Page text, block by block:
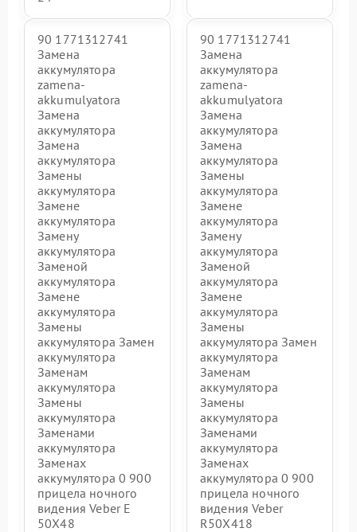
90 1771312741
Замена
аккумулятора
zamena-
akkumulyatora
Замена
аккумулятора
Замена
аккумулятора
Замены
аккумулятора
Замене
аккумулятора
Замену
аккумулятора
Заменой
аккумулятора
Замене
аккумулятора
Замены
аккумулятора Замен
аккумулятора
Заменам
аккумулятора
Замены
аккумулятора
Заменами
аккумулятора
Заменах
аккумулятора 0 900
прицела ночного
видения Veber E
50X48
90 1771312741
Замена
аккумулятора
zamena-
akkumulyatora
Замена
аккумулятора
Замена
аккумулятора
Замены
аккумулятора
Замене
аккумулятора
Замену
аккумулятора
Заменой
аккумулятора
Замене
аккумулятора
Замены
аккумулятора Замен
аккумулятора
Заменам
аккумулятора
Замены
аккумулятора
Заменами
аккумулятора
Заменах
аккумулятора 0 900
прицела ночного
видения Veber
R50X418